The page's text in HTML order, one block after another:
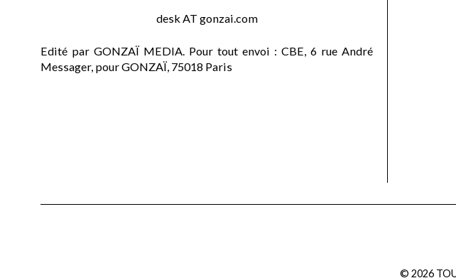
desk AT gonzai.com
Edité par GONZAÏ MEDIA. Pour tout envoi : CBE, 6 rue André
Messager, pour GONZAÏ, 75018 Paris
© 2026